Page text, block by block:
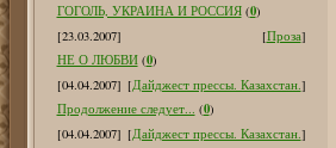
ГОГОЛЬ, УКРАИНА И РОССИЯ (0)
[23.03.2007]
[Проза]
НЕ О ЛЮБВИ (0)
[04.04.2007] [Дайджест прессы. Казахстан.]
Продолжение следует... (0)
[04.04.2007] [Дайджест прессы. Казахстан.]